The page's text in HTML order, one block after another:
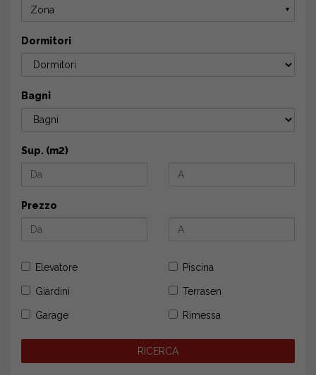
Zona ▼
Dormitori
Bagni
Sup. (m2)
Prezzo
Elevatore Piscina
Giardini Terrasen
Garage Rimessa